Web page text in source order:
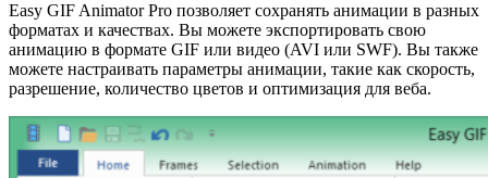
Easy GIF Animator Pro позволяет сохранять анимации в разных
форматах и качествах. Вы можете экспортировать свою
анимацию в формате GIF или видео (AVI или SWF). Вы также
можете настраивать параметры анимации, такие как скорость,
разрешение, количество цветов и оптимизация для веба.